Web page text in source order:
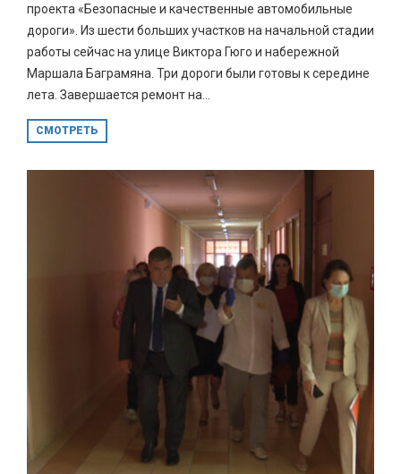
проекта «Безопасные и качественные автомобильные
дороги». Из шести больших участков на начальной стадии
работы сейчас на улице Виктора Гюго и набережной
Маршала Баграмяна. Три дороги были готовы к середине
лета. Завершается ремонт на...
СМОТРЕТЬ